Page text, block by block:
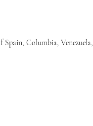
Columbia, Venezuela,